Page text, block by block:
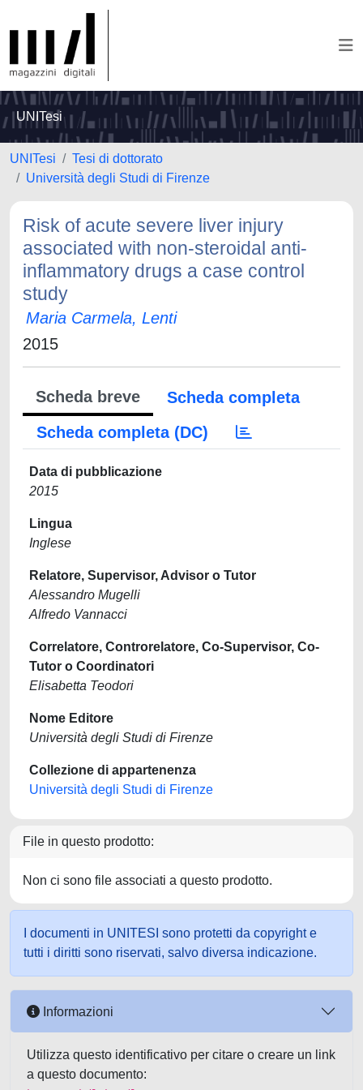
UNITesi
UNITesi
Tesi di dottorato
Università degli Studi di Firenze
Risk of acute severe liver injury
associated with non-steroidal anti-
inflammatory drugs a case control
study
Maria Carmela, Lenti
2015
Scheda breve
Scheda completa
Scheda completa (DC)
Data di pubblicazione
2015
Lingua
Inglese
Relatore, Supervisor, Advisor o Tutor
Alessandro Mugelli
Alfredo Vannacci
Correlatore, Controrelatore, Co-Supervisor, Co-
Tutor o Coordinatori
Elisabetta Teodori
Nome Editore
Università degli Studi di Firenze
Collezione di appartenenza
Università degli Studi di Firenze
File in questo prodotto:
Non ci sono file associati a questo prodotto.
I documenti in UNITESI sono protetti da copyright e
tutti i diritti sono riservati, salvo diversa indicazione.
Informazioni
Utilizza questo identificativo per citare o creare un link
a questo documento: